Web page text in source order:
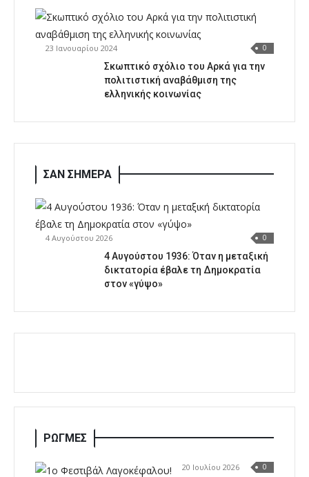
23 Ιανουαρίου 2024 0
Σκωπτικό σχόλιο του Αρκά για την
πολιτιστική αναβάθμιση της
ελληνικής κοινωνίας
ΣΑΝ ΣΗΜΕΡΑ
4 Αυγούστου 2026 0
4 Αυγούστου 1936: Όταν η μεταξική
δικτατορία έβαλε τη Δημοκρατία
στον «γύψο»
ΡΩΓΜΕΣ
20 Ιουλίου 2026 0